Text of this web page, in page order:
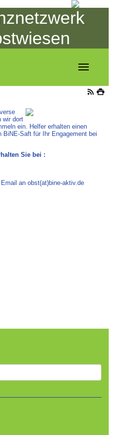
Toggle
wir dort
ein. Helfer erhalten einen
BiNE-Saft für Ihr Engagement bei
Sie bei :
an obst(at)bine-aktiv.de